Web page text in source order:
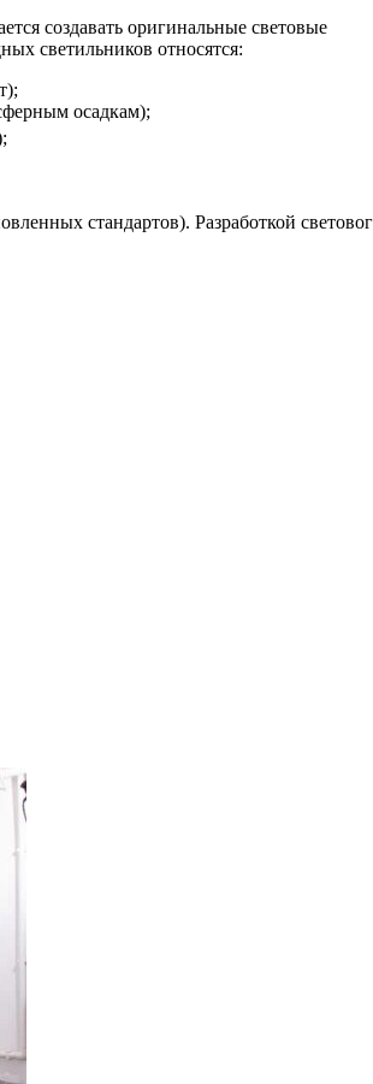
создавать оригинальные световые
светильников относятся:
осадкам);
стандартов). Разработкой